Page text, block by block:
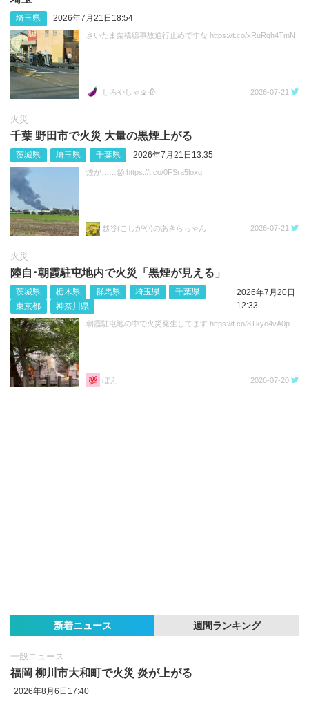
埼玉県 2026年7月21日18:54
さいたま栗橋線事故通行止めですな https://t.co/xRuRqh4TmN
しろやしゃ🍙🥀 2026-07-21
火災
千葉 野田市で火災 大量の黒煙上がる
茨城県 埼玉県 千葉県 2026年7月21日13:35
煙が……😱 https://t.co/0FSra5loxg
越谷(こしがや)のあきらちゃん 2026-07-21
火災
陸自･朝霞駐屯地内で火災「黒煙が見える」
茨城県 栃木県 群馬県 埼玉県
千葉県
東京都
神奈川県
2026年7月20日
12:33
朝霞駐屯地の中で火災発生してます https://t.co/8Tkyo4vA0p
ぼえ 2026-07-20
新着ニュース 週間ランキング
一般ニュース
福岡 柳川市大和町で火災 炎が上がる
2026年8月6日17:40